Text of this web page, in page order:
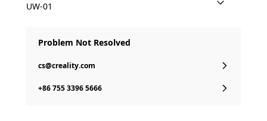
UW-01
Problem Not Resolved
cs@creality.com
+86 755 3396 5666